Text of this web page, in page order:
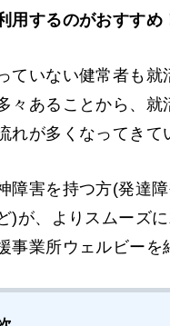
用するのがおすすめ
ていない健常者も就
々あることから、就
れが多くなってきて
障害を持つ方(発達
)が、よりスムーズ
事業所ウェルビーを